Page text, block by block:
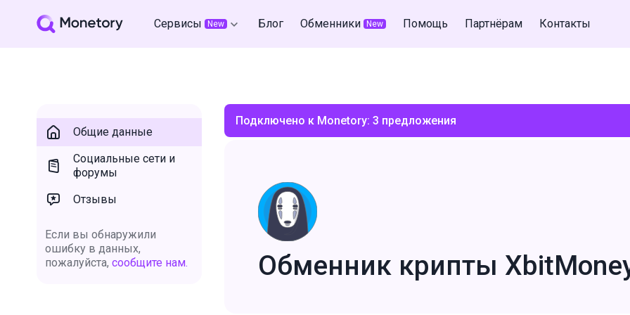
Сервисы New Блог Обменники New Помощь Партнёрам Контакты
Общие данные
Социальные сети и
форумы
Отзывы
Если вы обнаружили
ошибку в данных,
пожалуйста, сообщите нам.
Подключено к Monetory: 3 предложения
Обменник крипты